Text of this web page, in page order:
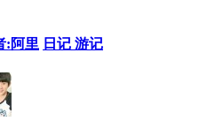
:阿里 日记 游记